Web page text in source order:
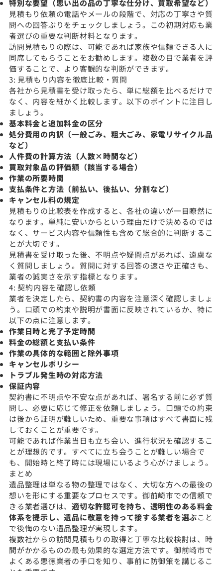
特別な要望（思い出の品の丁寧な仕分け、買取希望など）
見積もり依頼の電話やメールの段階で、対応の丁寧さや質
問への回答ぶりをチェックしましょう。この初期対応も業
者選びの重要な判断材料となります。
訪問見積もりの際は、可能であれば家族や信頼できる人に
同席してもらうことをお勧めします。複数の目で業者を評
価することで、より客観的な判断ができます。
3: 見積もり内容を徹底比較・質問
各社から見積書を受け取ったら、単に総額を比べるだけで
なく、内容を細かく比較します。以下のポイントに注目し
ましょう。
基本料金と追加料金の区分
処分費用の内訳（一般ごみ、粗大ごみ、家電リサイクル品
など）
人件費の計算方法（人数×時間など）
買取対象品の評価額（該当する場合）
作業の所要時間
支払条件と方法（前払い、後払い、分割など）
キャンセル料の規定
見積もりの比較表を作成すると、各社の違いが一目瞭然に
なります。単純に安いからという理由だけで決めるのでは
なく、サービス内容や信頼性も含めて総合的に判断するこ
とが大切です。
見積書を受け取った後、不明点や疑問点があれば、遠慮な
く質問しましょう。質問に対する回答の速さや正確さも、
業者の誠実さを示す指標となります。
4: 契約内容を確認し依頼
業者を決定したら、契約書の内容を注意深く確認しましょ
う。口頭での約束や説明が書面に反映されているか、特に
以下の点に注意します。
作業日時と完了予定時間
料金の総額と支払い条件
作業の具体的な範囲と除外事項
キャンセルポリシー
トラブル発生時の対応方法
保証内容
契約書に不明点や不安な点があれば、署名する前に必ず質
問し、必要に応じて修正を依頼しましょう。口頭での約束
は後から証明が難しいため、重要な事項はすべて書面に残
しておくことが重要です。
可能であれば作業当日も立ち会い、進行状況を確認するこ
とが理想的です。すべてに立ち会うことが難しい場合で
も、開始時と終了時には現場にいるよう心がけましょう。
まとめ
遺品整理は単なる物の整理ではなく、大切な方への最後の
想いを形にする重要なプロセスです。御前崎市での信頼で
きる業者選びは、 適切な許認可を持ち、透明性のある料金
体系を提示し、遺品に敬意を持って接する業者を選ぶこと
で後悔のない遺品整理が実現します。
複数社からの訪問見積もりの取得と丁寧な比較検討は、時
間がかかるものの最も効果的な選定方法です。御前崎市で
よくある悪徳業者の手口を知り、事前に防御策を講じるこ